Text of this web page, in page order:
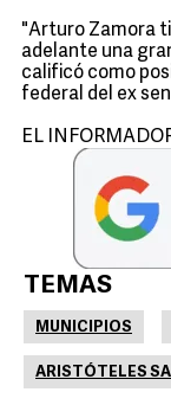
"Arturo Zamora
adelante una
calificó como
federal del ex
EL
TEMAS
MUNICIPIOS
ARISTÓTELES